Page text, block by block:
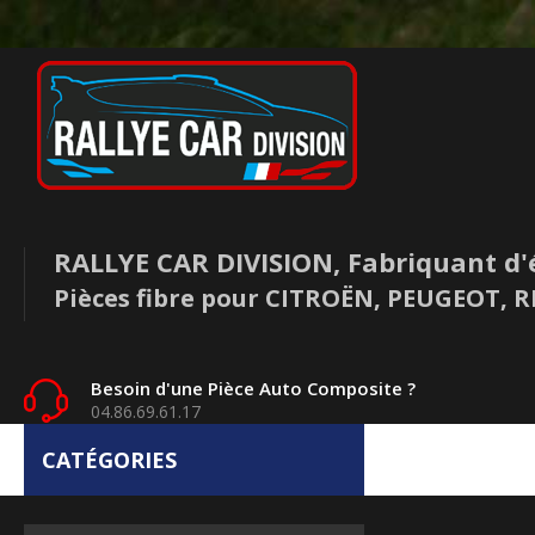
RALLYE CAR DIVISION, Fabriquant
Pièces fibre pour CITROËN, PEUGEOT,
Besoin d'une Pièce Auto Composite ?
04.86.69.61.17
CATÉGORIES